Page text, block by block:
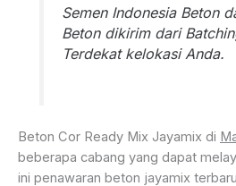
Semen Indonesia Beton
Beton dikirim dari
Terdekat kelokasi Anda.
Beton Cor Ready Mix Jayamix di
beberapa cabang yang dapat
ini penawaran beton jayamix